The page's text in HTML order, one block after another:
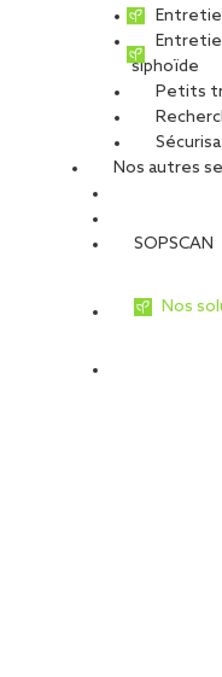
siphoïde
Petits
Nos autres
Sécurité
SOPSCAN
Nos